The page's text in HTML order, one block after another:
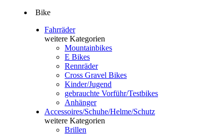
Bike
Fahrräder
weitere Kategorien
Mountainbikes
E Bikes
Rennräder
Cross Gravel Bikes
Kinder/Jugend
gebrauchte Vorführ/Testbikes
Anhänger
Accessoires/Schuhe/Helme/Schutz
weitere Kategorien
Brillen